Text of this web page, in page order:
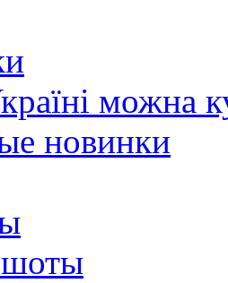
можна
новинки